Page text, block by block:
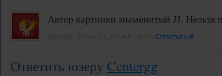
Автор картинки знаменитый JJ. Нельзя
Ответить #
Ответить юзеру Centergg